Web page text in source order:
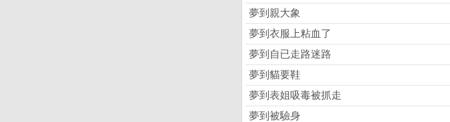
夢到親大象
夢到衣服上粘血了
夢到自已走路迷路
夢到貓要鞋
夢到表姐吸毒被抓走
夢到被驗身